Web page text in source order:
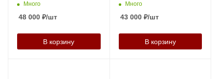
Много
48 000 ₽/шт
В корзину
Много
43 000₽/шт
В корзину